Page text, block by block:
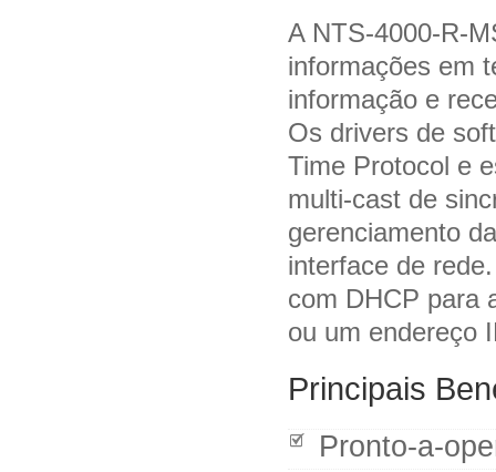
A NTS-4000-R-
informações em
informação e
Os drivers de
Time Protocol e
multi-cast de
gerenciamento
interface de
com DHCP para
ou um endereço
Principais
Pronto-a-